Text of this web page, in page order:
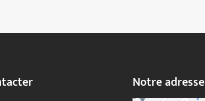
Notre adresse